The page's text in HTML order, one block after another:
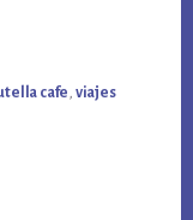
cafe, viajes